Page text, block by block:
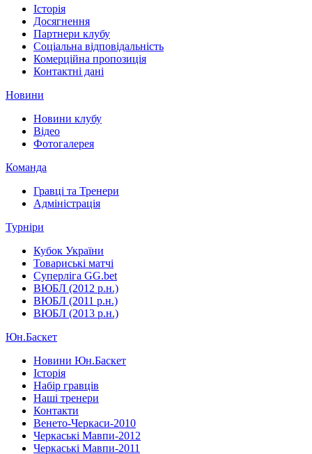
Історія
Досягнення
Партнери клубу
Соціальна відповідальність
Комерційна пропозиція
Контактні дані
Новини
Новини клубу
Відео
Фотогалерея
Команда
Гравці та Тренери
Адміністрація
Турніри
Кубок України
Товариські матчі
Суперліга GG.bet
ВЮБЛ (2012 р.н.)
ВЮБЛ (2011 р.н.)
ВЮБЛ (2013 р.н.)
Юн.Баскет
Новини Юн.Баскет
Історія
Набір гравців
Наші тренери
Контакти
Венето-Черкаси-2010
Черкаські Мавпи-2012
Черкаські Мавпи-2011